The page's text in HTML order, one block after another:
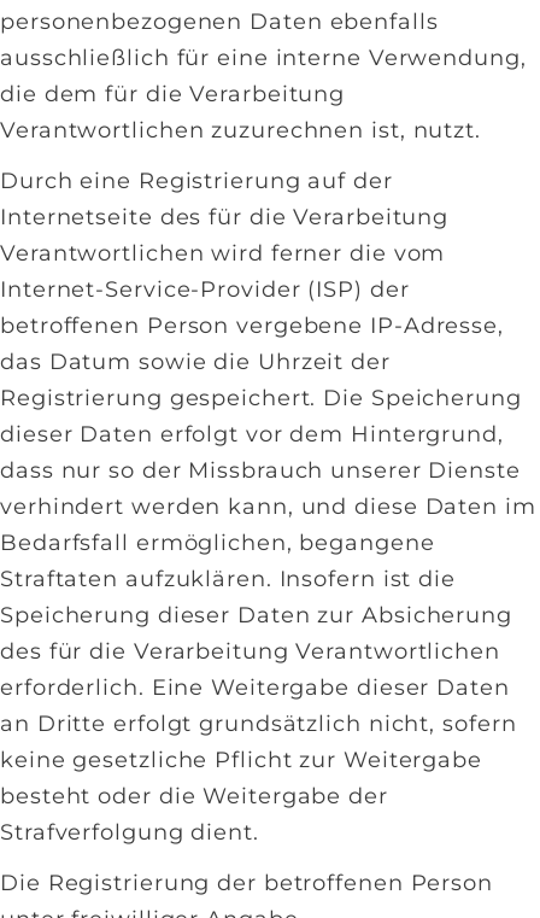
personenbezogenen Daten ebenfalls
ausschließlich für eine interne Verwendung,
die dem für die Verarbeitung
Verantwortlichen zuzurechnen ist, nutzt.
Durch eine Registrierung auf der
Internetseite des für die Verarbeitung
Verantwortlichen wird ferner die vom
Internet-Service-Provider (ISP) der
betroffenen Person vergebene IP-Adresse,
das Datum sowie die Uhrzeit der
Registrierung gespeichert. Die Speicherung
dieser Daten erfolgt vor dem Hintergrund,
dass nur so der Missbrauch unserer Dienste
verhindert werden kann, und diese Daten im
Bedarfsfall ermöglichen, begangene
Straftaten aufzuklären. Insofern ist die
Speicherung dieser Daten zur Absicherung
des für die Verarbeitung Verantwortlichen
erforderlich. Eine Weitergabe dieser Daten
an Dritte erfolgt grundsätzlich nicht, sofern
keine gesetzliche Pflicht zur Weitergabe
besteht oder die Weitergabe der
Strafverfolgung dient.
Die Registrierung der betroffenen Person